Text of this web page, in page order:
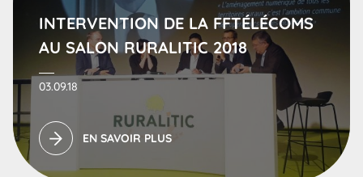
INTERVENTION DE LA FFTÉLÉCOMS
AU SALON RURALITIC 2018
03.09.18
EN SAVOIR PLUS